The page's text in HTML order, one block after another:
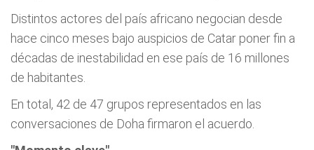
Distintos actores del país africano negocian desde
hace cinco meses bajo auspicios de Catar poner fin a
décadas de inestabilidad en ese país de 16 millones
de habitantes.
En total, 42 de 47 grupos representados en las
conversaciones de Doha firmaron el acuerdo.